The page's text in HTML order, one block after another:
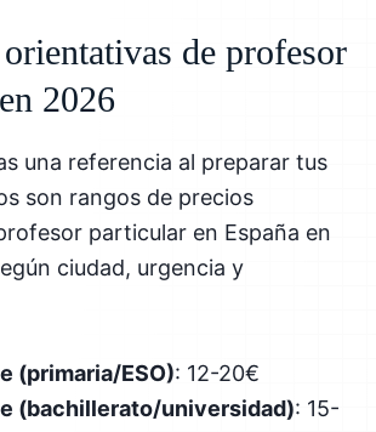
de profesor
2026
una referencia al preparar tus
son rangos de precios
particular en España en
ciudad, urgencia y
(primaria/ESO): 12-20€
(bachillerato/universidad): 15-